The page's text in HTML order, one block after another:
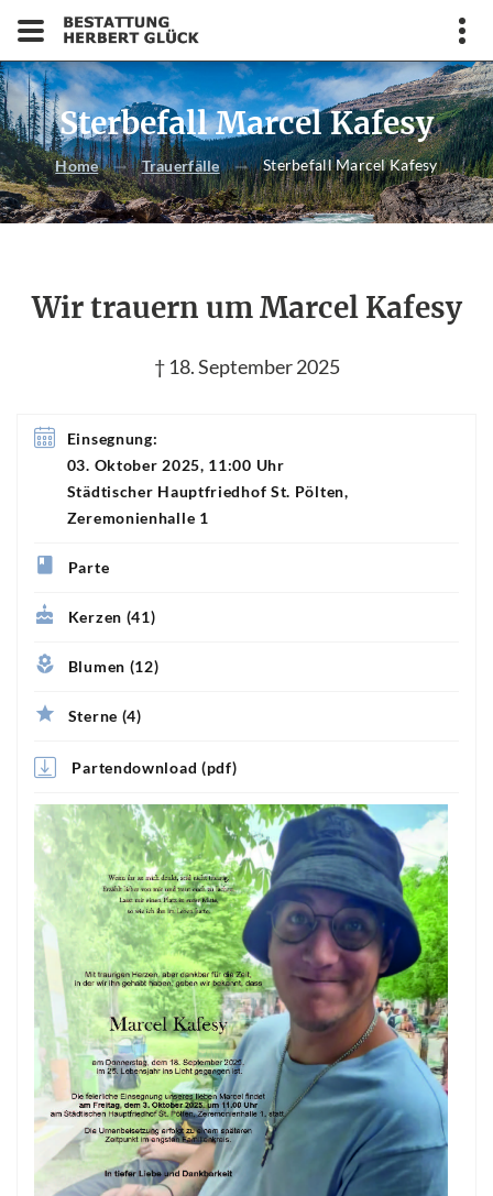
Sterbefall Marcel Kafesy
Home Trauerfälle Sterbefall Marcel Kafesy
Wir trauern um Marcel Kafesy
† 18. September 2025
Einsegnung:
03. Oktober 2025, 11:00 Uhr
Städtischer Hauptfriedhof St. Pölten,
Zeremonienhalle 1
Parte
Kerzen (41)
Blumen (12)
Sterne (4)
Partendownload (pdf)